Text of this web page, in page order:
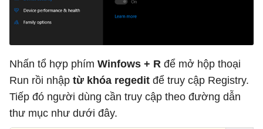
Nhấn tổ hợp phím Winfows + R để mở hộp thoại
Run rồi nhập từ khóa regedit để truy cập Registry.
Tiếp đó người dùng cần truy cập theo đường dẫn
thư mục như dưới đây.